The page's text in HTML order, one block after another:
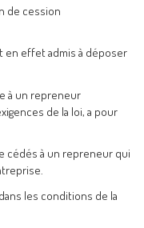
de cession
en effet admis à déposer
à un repreneur
de la loi, a pour
cédés à un repreneur qui
les conditions de la